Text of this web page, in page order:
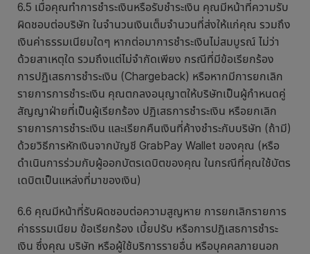
6.5 เมื่อคุณทำการชำระเงินหรือรับชำระเงิน คุณมีหน้าที่ความรับ
ผิดชอบต่อบริษัท ในจำนวนเงินเต็มจำนวนที่ส่งให้แก่คุณ รวมถึง
เงินค่าธรรมเนียมใดๆ หากต่อมาการชำระเงินไม่สมบูรณ์ ไม่ว่า
ด้วยสาเหตุใด รวมถึงแต่ไม่จำกัดเพียง กรณีที่มีข้อเรียกร้อง
การปฏิเสธการชำระเงิน (Chargeback) หรือหากมีการยกเลิก
รายการการชำระเงิน คุณตกลงอนุญาตให้บริษัทเป็นผู้กำหนดคู่
สัญญาฝ่ายที่เป็นผู้เรียกร้อง ปฏิเสธการชำระเงิน หรือยกเลิก
รายการการชำระเงิน และเรียกคืนเงินที่ค้างชำระกับบริษัท (ถ้ามี)
ด้วยวิธีการหักเงินจากบัญชี GrabPay Wallet ของคุณ (หรือ
ดำเนินการร่วมกับผู้ออกบัตรเดบิตของคุณ ในกรณีที่คุณใช้บัตร
เดบิตเป็นแหล่งที่มาของเงิน)
6.6 คุณมีหน้าที่รับผิดชอบต่อความสูญหาย การยกเลิกรายการ
ค่าธรรมเนียม ข้อเรียกร้อง เบี้ยปรับ หรือการปฏิเสธการชำระ
เงิน ซึ่งคุณ บริษัท หรือผู้ใช้บริการรายอื่น หรือบุคคลภายนอก